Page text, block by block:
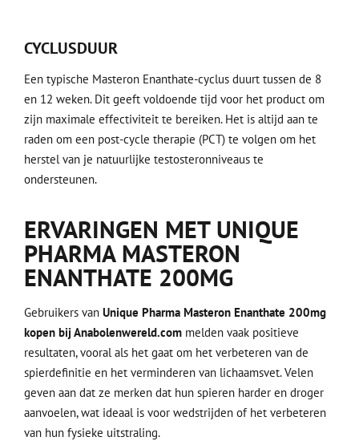
CYCLUSDUUR
Een typische Masteron Enanthate-cyclus duurt tussen de 8
en 12 weken. Dit geeft voldoende tijd voor het product om
zijn maximale effectiviteit te bereiken. Het is altijd aan te
raden om een post-cycle therapie (PCT) te volgen om het
herstel van je natuurlijke testosteronniveaus te
ondersteunen.
ERVARINGEN MET UNIQUE
PHARMA MASTERON
ENANTHATE 200MG
Gebruikers van Unique Pharma Masteron Enanthate 200mg
kopen bij Anabolenwereld.com melden vaak positieve
resultaten, vooral als het gaat om het verbeteren van de
spierdefinitie en het verminderen van lichaamsvet. Velen
geven aan dat ze merken dat hun spieren harder en droger
aanvoelen, wat ideaal is voor wedstrijden of het verbeteren
van hun fysieke uitstraling.